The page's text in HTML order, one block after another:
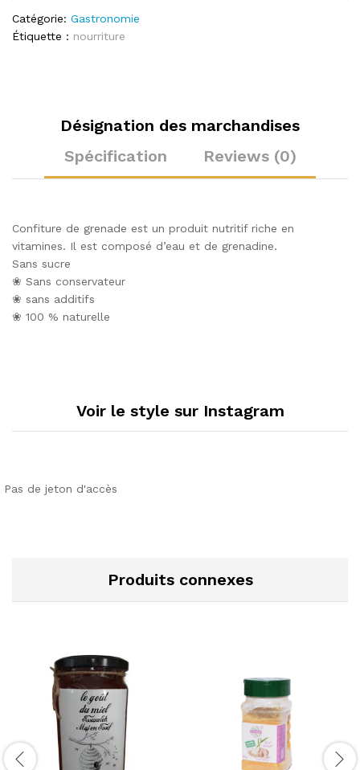
Catégorie: Gastronomie
Étiquette : nourriture
Désignation des marchandises
Spécification
Reviews (0)
Confiture de grenade est un produit nutritif riche en
vitamines. Il est composé d’eau et de grenadine.
Sans sucre
❀ Sans conservateur
❀ sans additifs
❀ 100 % naturelle
Voir le style sur Instagram
Pas de jeton d'accès
Produits connexes